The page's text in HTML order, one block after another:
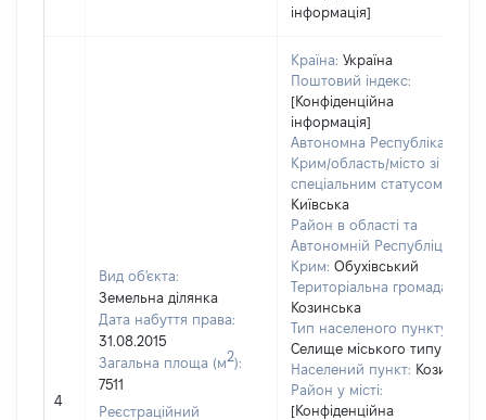
інформація]
4
Вид об'єкта:
Земельна ділянка
Дата набуття права:
31.08.2015
Загальна площа (м2):
7511
Реєстраційний
Країна: Україна
Поштовий індекс:
[Конфіденційна
інформація]
Автономна Республіка
Крим/область/місто зі
спеціальним статусом:
Київська
Район в області та
Автономній Республіці
Крим: Обухівський
Територіальна громада:
Козинська
Тип населеного пункту:
Селище міського типу
Населений пункт: Козин
Район у місті:
[Конфіденційна